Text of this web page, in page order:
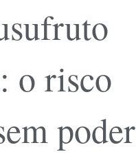
o risco
poder